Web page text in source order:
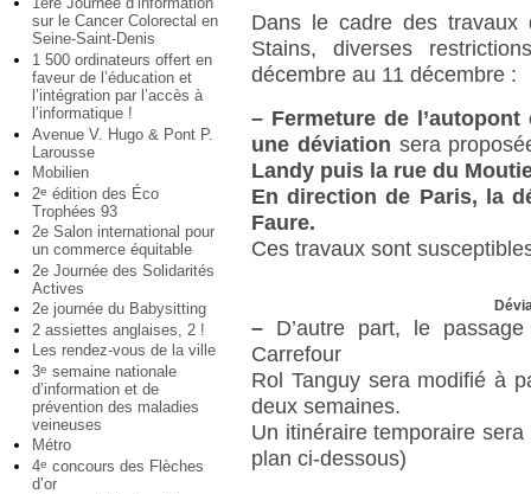
sur le Cancer Colorectal en
Seine-Saint-Denis
1 500 ordinateurs offert en
faveur de l’éducation et
l’intégration par l’accès à
l’informatique !
Avenue V. Hugo & Pont P.
Larousse
Mobilien
2e édition des Éco
Trophées 93
2e Salon international pour
un commerce équitable
2e Journée des Solidarités
Actives
2e journée du Babysitting
2 assiettes anglaises, 2 !
Les rendez-vous de la ville
3e semaine nationale
d’information et de
prévention des maladies
veineuses
Métro
4e concours des Flèches
d’or
Dans le cadre des
Stains, diverses
décembre au 11 décembre :
– Fermeture de
une déviation sera
Landy puis la rue du
En direction de Paris, la
Faure.
Ces travaux sont
– D’autre part, le
Carrefour
Rol Tanguy sera modifié à
deux semaines.
Un itinéraire temporaire
plan ci-dessous)